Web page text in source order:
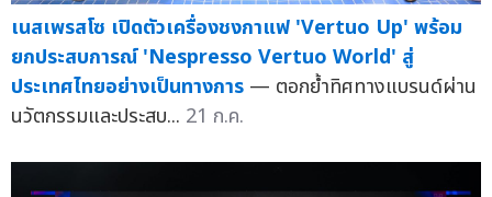
เนสเพรสโซ เปิดตัวเครื่องชงกาแฟ 'Vertuo Up' พร้อม
ยกประสบการณ์ 'Nespresso Vertuo World' สู่
ประเทศไทยอย่างเป็นทางการ — ตอกย้ำทิศทางแบรนด์ผ่าน
นวัตกรรมและประสบ... 21 ก.ค.